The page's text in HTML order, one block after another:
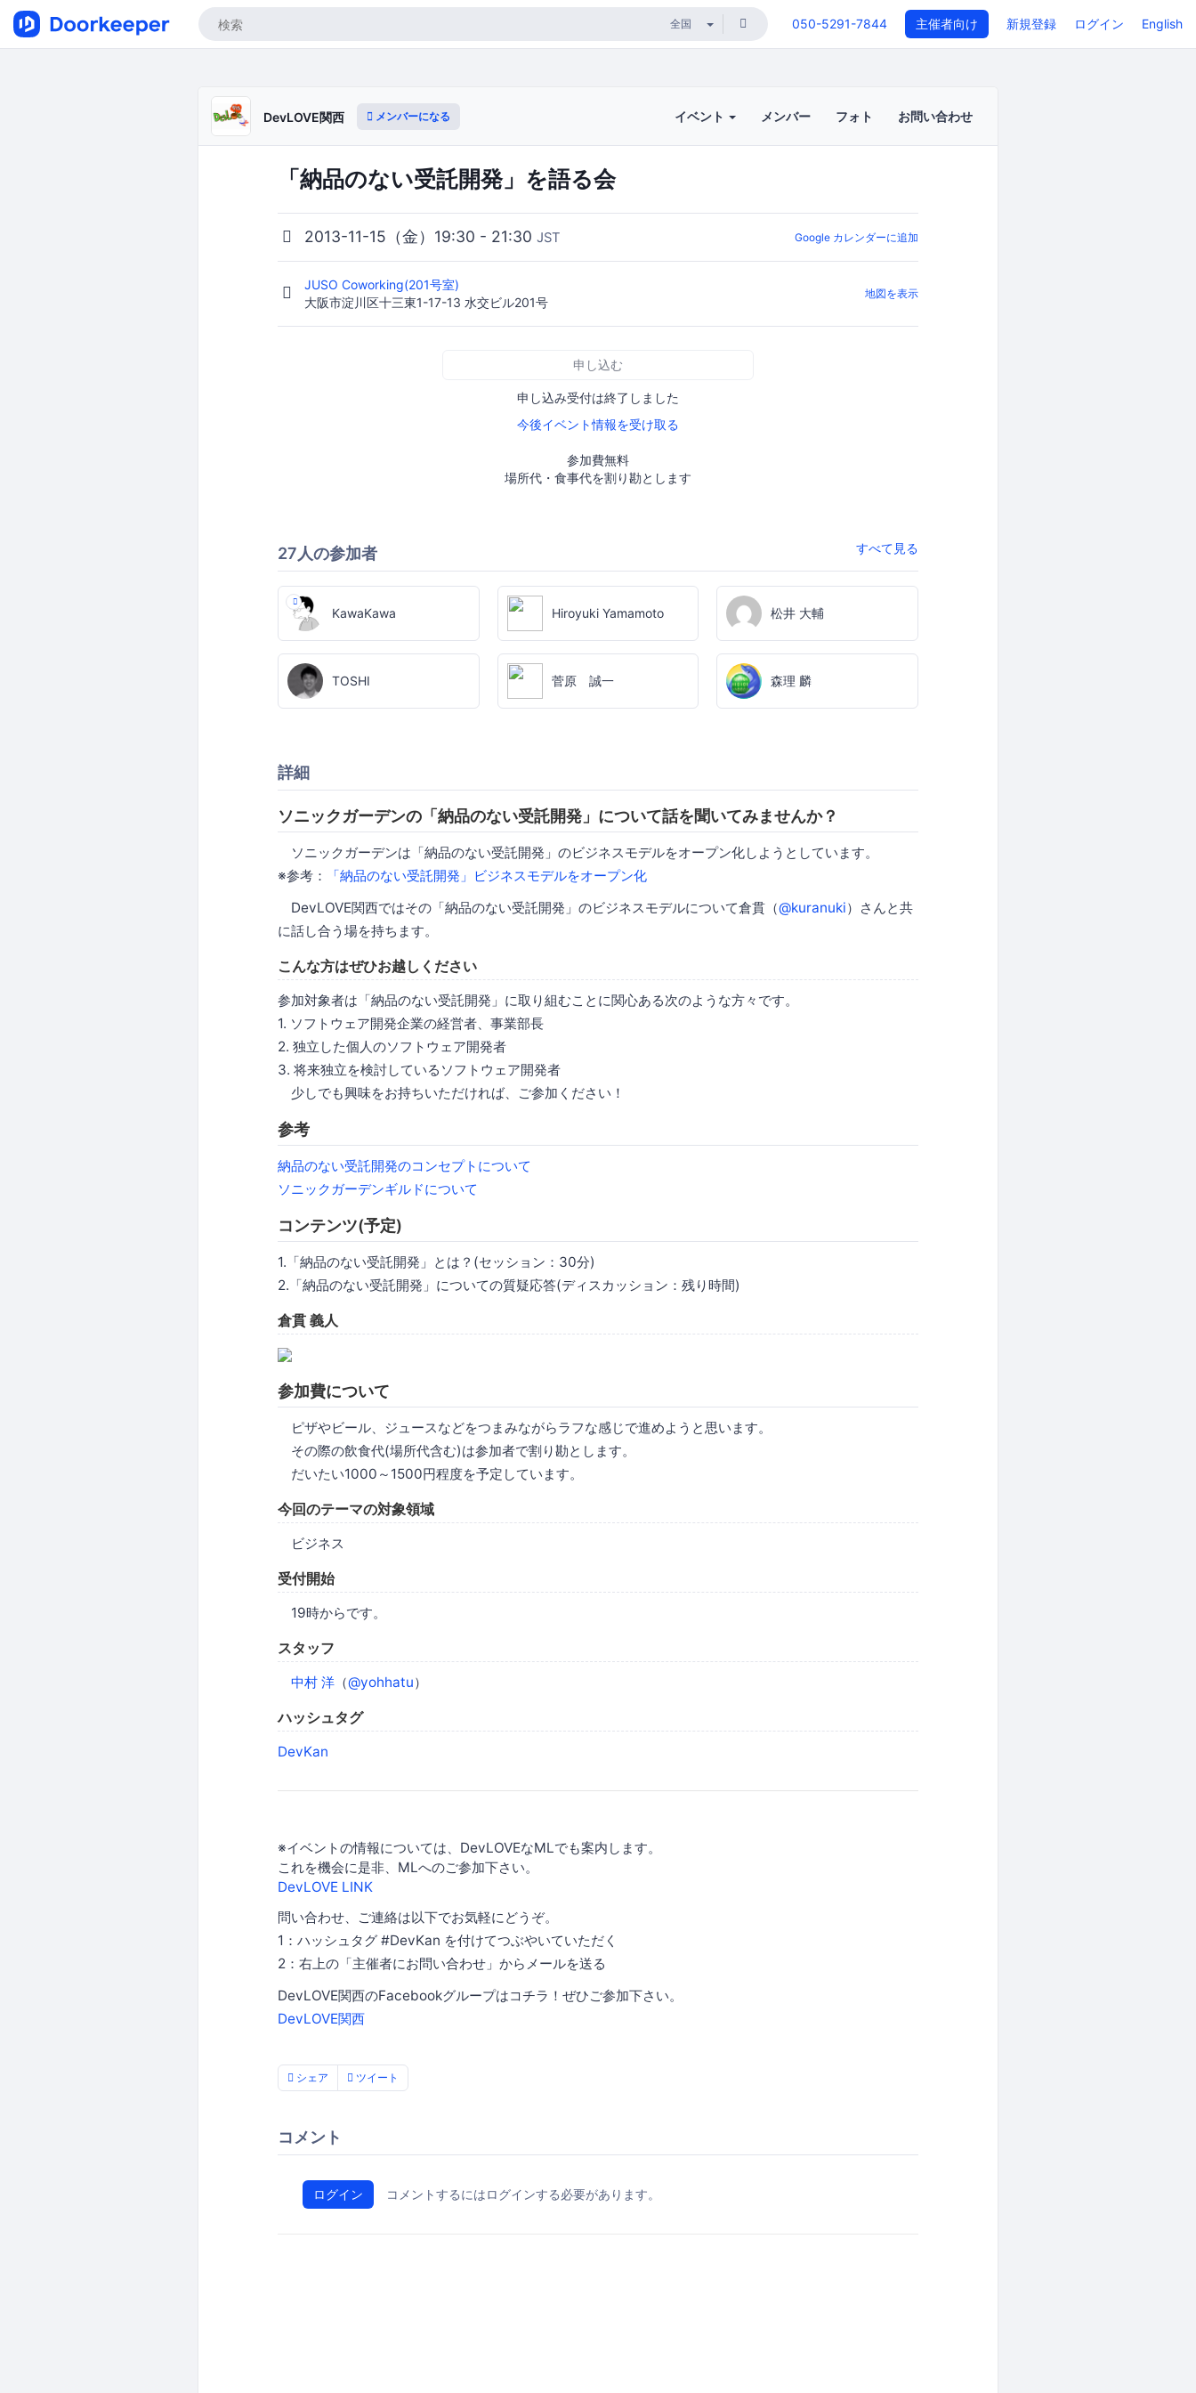
050-5291-7844 主催者向け 新規登録 ログイン English
DevLOVE関西 メンバーになる イベント メンバー フォト お問い合わせ
「納品のない受託開発」を語る会
2013-11-15（金）19:30 - 21:30 JST Google カレンダーに追加
JUSO Coworking(201号室)
大阪市淀川区十三東1-17-13 水交ビル201号
地図を表示
申し込む
申し込み受付は終了しました
今後イベント情報を受け取る
参加費無料
場所代・食事代を割り勘とします
27人の参加者 すべて見る
KawaKawa Hiroyuki Yamamoto 松井 大輔
TOSHI 菅原 誠一 森理 麟
詳細
ソニックガーデンの「納品のない受託開発」について話を聞いてみませんか？
ソニックガーデンは「納品のない受託開発」のビジネスモデルをオープン化しようとしています。
※参考：
「納品のない受託開発」ビジネスモデルをオープン化
DevLOVE関西ではその「納品のない受託開発」のビジネスモデルについて倉貫（@kuranuki）さんと共
に話し合う場を持ちます。
こんな方はぜひお越しください
参加対象者は「納品のない受託開発」に取り組むことに関心ある次のような方々です。
1. ソフトウェア開発企業の経営者、事業部長
2. 独立した個人のソフトウェア開発者
3. 将来独立を検討しているソフトウェア開発者
少しでも興味をお持ちいただければ、ご参加ください！
参考
納品のない受託開発のコンセプトについて
ソニックガーデンギルドについて
コンテンツ(予定)
1.「納品のない受託開発」とは？(セッション：30分)
2.「納品のない受託開発」についての質疑応答(ディスカッション：残り時間)
倉貫 義人
参加費について
ピザやビール、ジュースなどをつまみながらラフな感じで進めようと思います。
その際の飲食代(場所代含む)は参加者で割り勘とします。
だいたい1000～1500円程度を予定しています。
今回のテーマの対象領域
ビジネス
受付開始
19時からです。
スタッフ
中村 洋 （@yohhatu）
ハッシュタグ
DevKan
※イベントの情報については、DevLOVEなMLでも案内します。
これを機会に是非、MLへのご参加下さい。
DevLOVE LINK
問い合わせ、ご連絡は以下でお気軽にどうぞ。
1：ハッシュタグ #DevKan を付けてつぶやいていただく
2：右上の「主催者にお問い合わせ」からメールを送る
DevLOVE関西のFacebookグループはコチラ！ぜひご参加下さい。
DevLOVE関西
シェア ツイート
コメント
ログイン コメントするにはログインする必要があります。